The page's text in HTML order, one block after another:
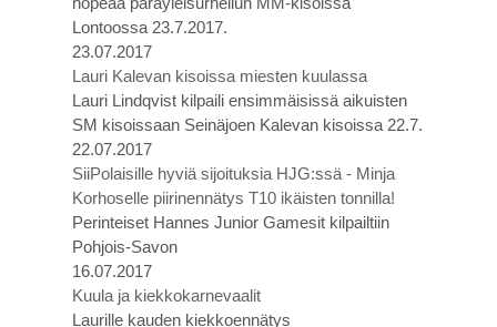
Lontoossa 23.7.2017.
23.07.2017
Lauri Kalevan kisoissa miesten kuulassa
Lauri Lindqvist kilpaili ensimmäisissä aikuisten
SM kisoissaan Seinäjoen Kalevan kisoissa 22.7.
22.07.2017
SiiPolaisille hyviä sijoituksia HJG:ssä - Minja
Korhoselle piirinennätys T10 ikäisten tonnilla!
Perinteiset Hannes Junior Gamesit kilpailtiin
Pohjois-Savon
16.07.2017
Kuula ja kiekkokarnevaalit
Laurille kauden kiekkoennätys